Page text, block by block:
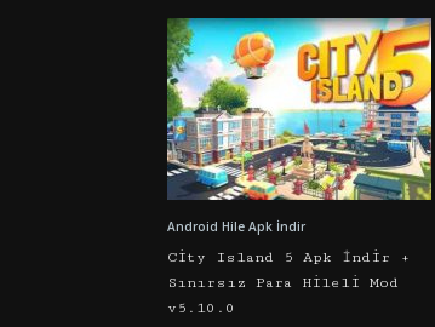
Android Hile Apk İndir
City Island 5 Apk İndir +
Sınırsız Para Hileli Mod
v5.10.0